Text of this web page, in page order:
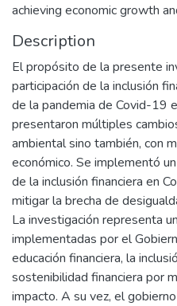
achieving economic growth
Description
El propósito de la presente
participación de la inclusión
de la pandemia de Covid-19
presentaron múltiples
ambiental sino también, con
económico. Se implementó
de la inclusión financiera en
mitigar la brecha de
La investigación representa
implementadas por el
educación financiera, la
sostenibilidad financiera por
impacto. A su vez, el